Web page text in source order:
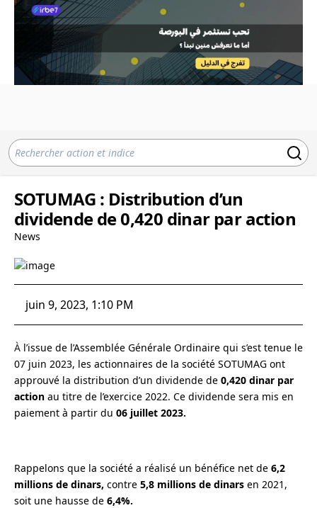
SOTUMAG : Distribution d’un
dividende de 0,420 dinar par action
News
juin 9, 2023, 1:10 PM
À l’issue de l’Assemblée Générale Ordinaire qui s’est tenue le
07 juin 2023, les actionnaires de la société SOTUMAG ont
approuvé la distribution d’un dividende de 0,420 dinar par
action au titre de l’exercice 2022. Ce dividende sera mis en
paiement à partir du 06 juillet 2023.
Rappelons que la société a réalisé un bénéfice net de 6,2
millions de dinars, contre 5,8 millions de dinars en 2021,
soit une hausse de 6,4%.